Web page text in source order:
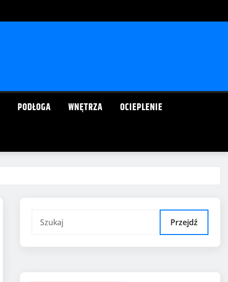
PODŁOGA WNĘTRZA OCIEPLENIE
Przejdź